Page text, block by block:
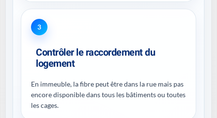
3
Contrôler le raccordement du
logement
En immeuble, la fibre peut être dans la rue mais pas
encore disponible dans tous les bâtiments ou toutes
les cages.